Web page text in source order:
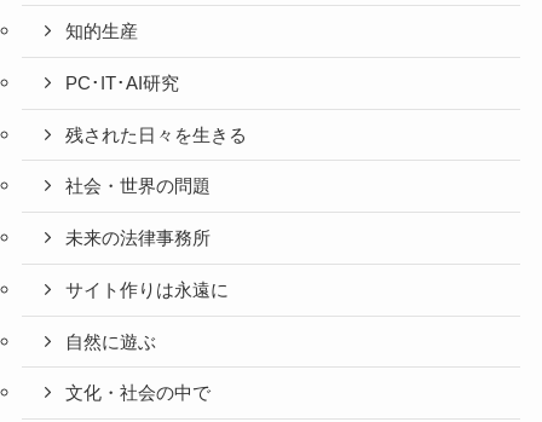
知的生産
PC･IT･AI研究
残された日々を生きる
社会・世界の問題
未来の法律事務所
サイト作りは永遠に
自然に遊ぶ
文化・社会の中で